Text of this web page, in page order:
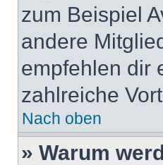
zum Beispiel
andere
empfehlen dir
zahlreiche
Nach oben
» Warum